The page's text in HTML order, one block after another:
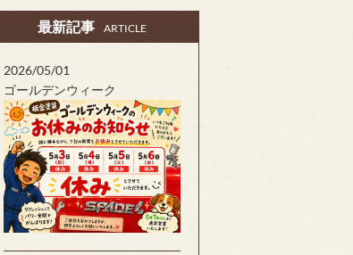
最新記事 ARTICLE
2026/05/01
ゴールデンウィーク